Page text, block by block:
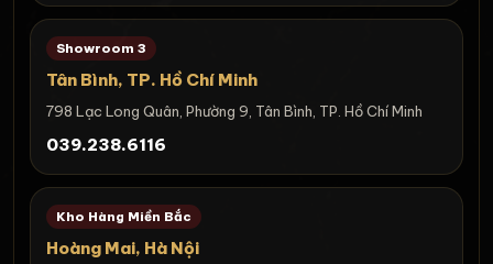
Showroom 3
Tân Bình, TP. Hồ Chí Minh
798 Lạc Long Quân, Phường 9, Tân Bình, TP. Hồ Chí Minh
039.238.6116
Kho Hàng Miền Bắc
Hoàng Mai, Hà Nội